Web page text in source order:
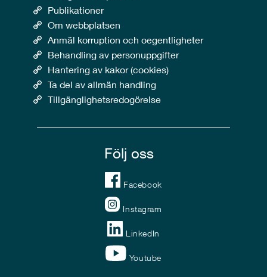
Publikationer
Om webbplatsen
Anmäl korruption och oegentligheter
Behandling av personuppgifter
Hantering av kakor (cookies)
Ta del av allmän handling
Tillgänglighetsredogörelse
Följ oss
Facebook
Instagram
LinkedIn
Youtube